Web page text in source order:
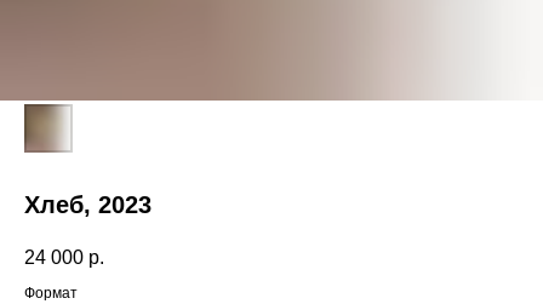
Хлеб, 2023
24 000 р.
Формат